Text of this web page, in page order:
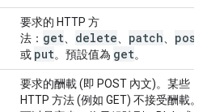
要求的 HTTP 方
法： get delete patch post
或 put。預設值為 get。
要求的酬載 (即 POST 內文)。某些
HTTP 方法 (例如 GET) 不接受酬載。